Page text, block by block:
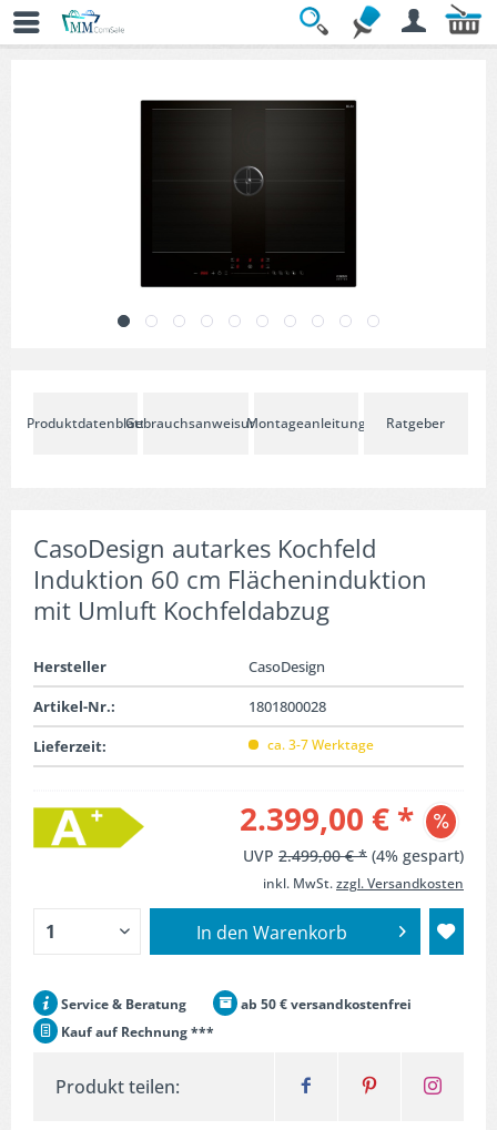
Übersicht
ProduktdatenblattGebrauchsanweisungMontageanleitung Ratgeber
CasoDesign autarkes Kochfeld
Induktion 60 cm Flächeninduktion
mit Umluft Kochfeldabzug
Hersteller
CasoDesign
Artikel-Nr.:
1801800028
Lieferzeit:
ca. 3-7 Werktage
2.399,00 € *
UVP 2.499,00 € * (4% gespart)
inkl. MwSt.zzgl. Versandkosten
In den Warenkorb
Service & Beratung
ab 50 € versandkostenfrei
Kauf auf Rechnung ***
Produkt teilen: